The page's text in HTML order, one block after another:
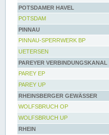
POTSDAMER HAVEL
POTSDAM
PINNAU
PINNAU-SPERRWERK BP
UETERSEN
PAREYER VERBINDUNGSKANAL
PAREY EP
PAREY UP
RHEINSBERGER GEWÄSSER
WOLFSBRUCH OP
WOLFSBRUCH UP
RHEIN